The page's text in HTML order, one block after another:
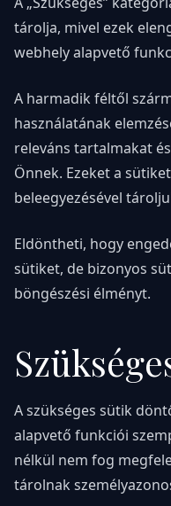
tárolja, mivel ezek
webhely alapvető
A harmadik féltől
használatának
releváns tartalmakat
Önnek. Ezeket a
beleegyezésével
Eldöntheti, hogy
sütiket, de bizonyos
böngészési élményt.
A szükséges sütik
alapvető funkciói
nélkül nem fog
tárolnak